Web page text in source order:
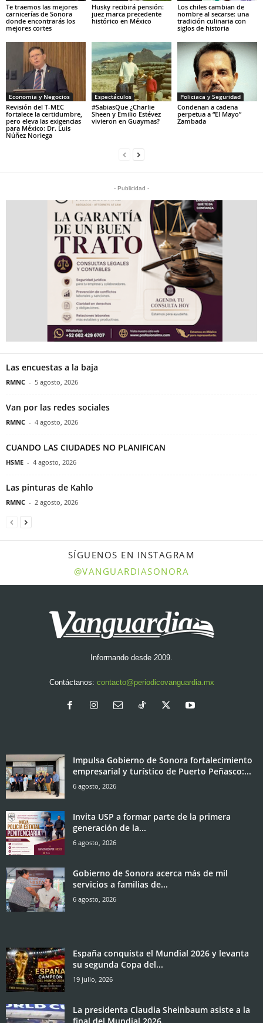
Te traemos las mejores
carnicerías de Sonora
donde encontrarás los
mejores cortes
Husky recibirá pensión:
juez marca precedente
histórico en México
Los chiles cambian de
nombre al secarse: una
tradición culinaria con
siglos de historia
Economia y Negocios
Revisión del T-MEC
fortalece la certidumbre,
pero eleva las exigencias
para México: Dr. Luis
Núñez Noriega
Espectáculos
#SabiasQue ¿Charlie
Sheen y Emilio Estévez
vivieron en Guaymas?
Policiaca y Seguridad
Condenan a cadena
perpetua a “El Mayo”
Zambada
- Publicidad -
Las encuestas a la baja
RMNC - 5 agosto, 2026
Van por las redes sociales
RMNC - 4 agosto, 2026
CUANDO LAS CIUDADES NO PLANIFICAN
HSME - 4 agosto, 2026
Las pinturas de Kahlo
RMNC - 2 agosto, 2026
SÍGUENOS EN INSTAGRAM
@VANGUARDIASONORA
Informando desde 2009.
Contáctanos: contacto@periodicovanguardia.mx
Impulsa Gobierno de Sonora fortalecimiento
empresarial y turístico de Puerto Peñasco:...
6 agosto, 2026
Invita USP a formar parte de la primera
generación de la...
6 agosto, 2026
Gobierno de Sonora acerca más de mil
servicios a familias de...
6 agosto, 2026
España conquista el Mundial 2026 y levanta
su segunda Copa del...
19 julio, 2026
La presidenta Claudia Sheinbaum asiste a la